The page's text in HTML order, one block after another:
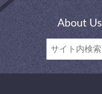
About Us